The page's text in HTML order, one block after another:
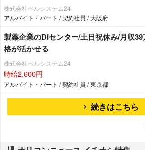
株式会社ベルシステム24
アルバイト・パート / 契約社員 / 大阪府
製薬企業のDIセンター/土日祝休み/月収
格が活かせる
株式会社ベルシステム24
時給2,600円
アルバイト・パート / 契約社員 / 東京都
続きはこちら